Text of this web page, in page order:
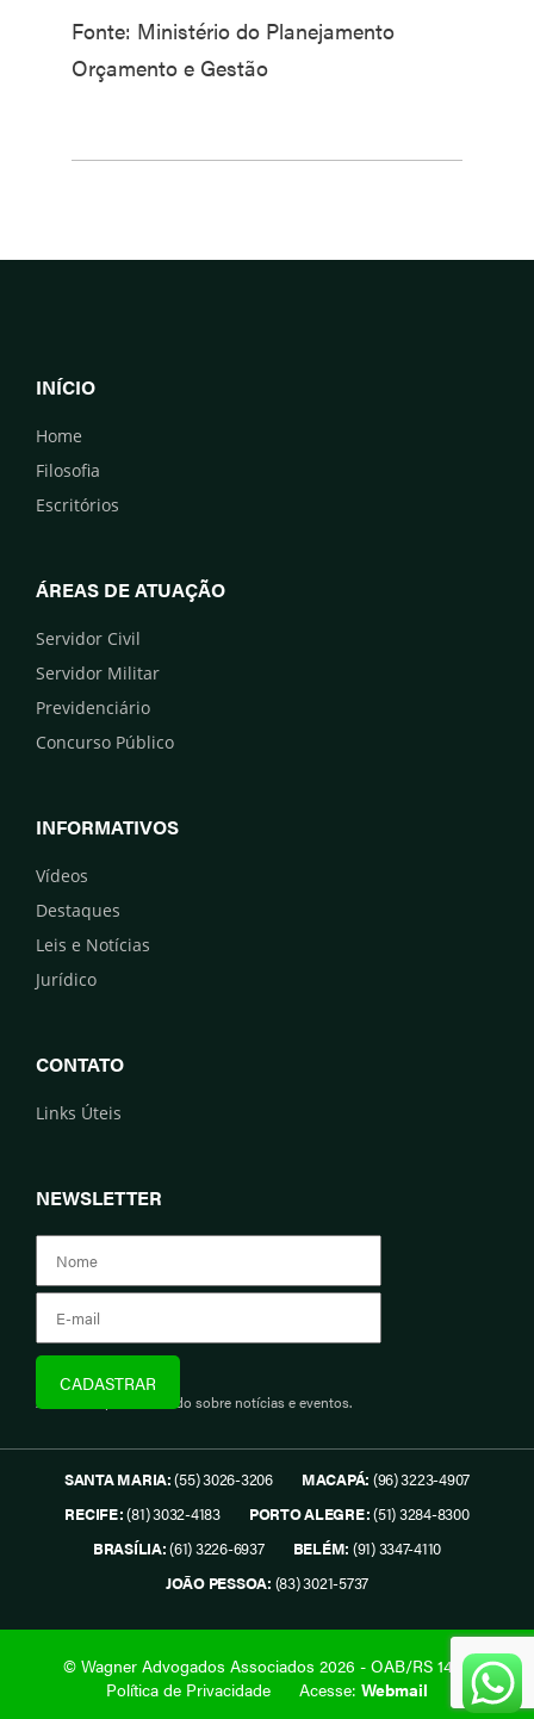
Fonte: Ministério do Planejamento
Orçamento e Gestão
INÍCIO
Home
Filosofia
Escritórios
ÁREAS DE ATUAÇÃO
Servidor Civil
Servidor Militar
Previdenciário
Concurso Público
INFORMATIVOS
Vídeos
Destaques
Leis e Notícias
Jurídico
CONTATO
Links Úteis
NEWSLETTER
Assine e fique informado sobre notícias e eventos.
SANTA MARIA:(55) 3026-3206 MACAPÁ: (96) 3223-4907
RECIFE:(81) 3032-4183 PORTO ALEGRE:(51) 3284-8300
BRASÍLIA:(61) 3226-6937 BELÉM: (91) 3347-4110
JOÃO PESSOA: (83) 3021-5737
© Wagner Advogados Associados 2026 - OAB/RS 1419.
Política de Privacidade
Acesse: Webmail